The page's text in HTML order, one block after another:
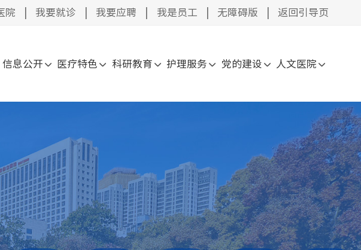
院 我要就诊 我要应聘 我是员工 无障碍版 返回引导页
信息公开 医疗特色 科研教育 护理服务 党的建设 人文医院